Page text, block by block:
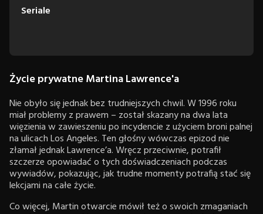
Seriale
Życie prywatne Martina Lawrence'a
Nie obyło się jednak bez trudniejszych chwil. W 1996 roku
miał problemy z prawem – został skazany na dwa lata
więzienia w zawieszeniu po incydencie z użyciem broni palnej
na ulicach Los Angeles. Ten głośny wówczas epizod nie
złamał jednak Lawrence’a. Wręcz przeciwnie, potrafił
szczerze opowiadać o tych doświadczeniach podczas
wywiadów, pokazując, jak trudne momenty potrafią stać się
lekcjami na całe życie.
Co więcej, Martin otwarcie mówił też o swoich zmaganiach